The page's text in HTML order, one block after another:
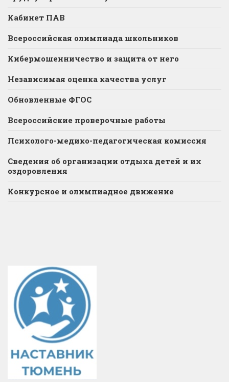
Кабинет ПАВ
Всероссийская олимпиада школьников
Кибермошенничество и защита от него
Независимая оценка качества услуг
Обновленные ФГОС
Всероссийские проверочные работы
Психолого-медико-педагогическая комиссия
Сведения об организации отдыха детей и их
оздоровления
Конкурсное и олимпиадное движение